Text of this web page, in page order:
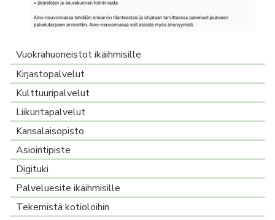
Vuokrahuoneistot ikäihmisille
Kirjastopalvelut
Kulttuuripalvelut
Liikuntapalvelut
Kansalaisopisto
Asiointipiste
Digituki
Palveluesite ikäihmisille
Tekemistä kotioloihin